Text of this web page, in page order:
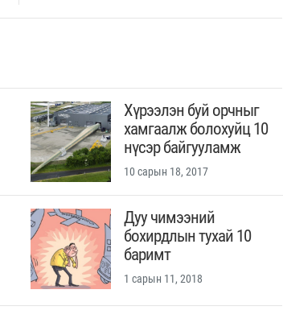
Хүрээлэн буй орчныг
хамгаалж болохуйц 10
нүсэр байгууламж
10 сарын 18, 2017
Дуу чимээний
бохирдлын тухай 10
баримт
1 сарын 11, 2018